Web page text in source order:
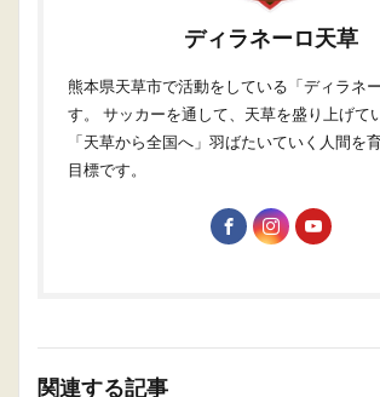
ディラネーロ天草
熊本県天草市で活動をしている「ディラネ
す。 サッカーを通して、天草を盛り上げて
「天草から全国へ」羽ばたいていく人間を
目標です。
関連する記事